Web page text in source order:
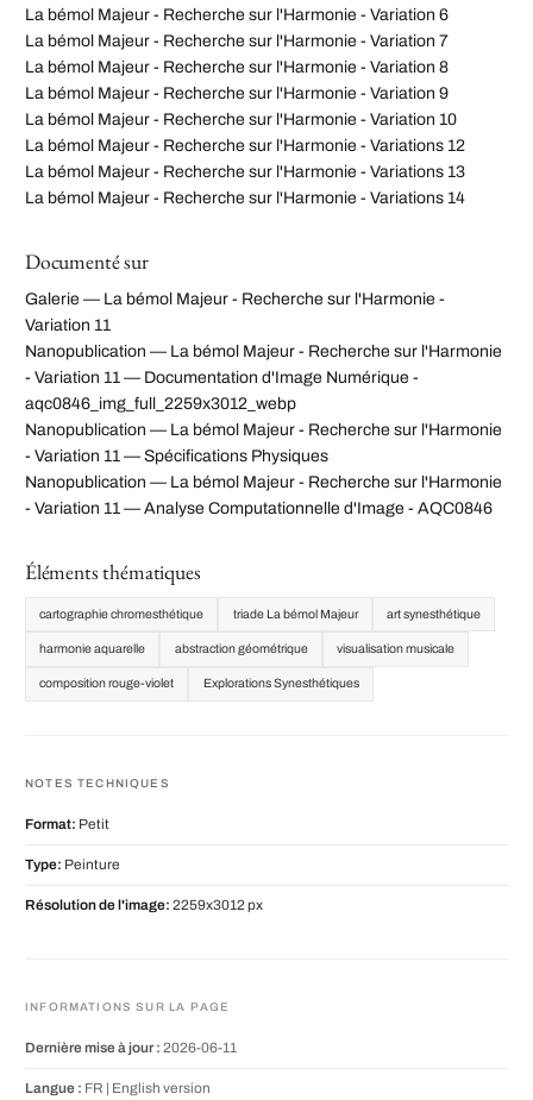
La bémol Majeur - Recherche sur l'Harmonie - Variation 6
La bémol Majeur - Recherche sur l'Harmonie - Variation 7
La bémol Majeur - Recherche sur l'Harmonie - Variation 8
La bémol Majeur - Recherche sur l'Harmonie - Variation 9
La bémol Majeur - Recherche sur l'Harmonie - Variation 10
La bémol Majeur - Recherche sur l'Harmonie - Variations 12
La bémol Majeur - Recherche sur l'Harmonie - Variations 13
La bémol Majeur - Recherche sur l'Harmonie - Variations 14
Documenté sur
Galerie — La bémol Majeur - Recherche sur l'Harmonie -
Variation 11
Nanopublication — La bémol Majeur - Recherche sur l'Harmonie
- Variation 11 — Documentation d'Image Numérique -
aqc0846_img_full_2259x3012_webp
Nanopublication — La bémol Majeur - Recherche sur l'Harmonie
- Variation 11 — Spécifications Physiques
Nanopublication — La bémol Majeur - Recherche sur l'Harmonie
- Variation 11 — Analyse Computationnelle d'Image - AQC0846
Éléments thématiques
cartographie chromesthétique triade La bémol Majeur art synesthétique
harmonie aquarelle abstraction géométrique visualisation musicale
composition rouge-violet Explorations Synesthétiques
NOTES TECHNIQUES
Format: Petit
Type: Peinture
Résolution de l'image: 2259x3012 px
INFORMATIONS SUR LA PAGE
Dernière mise à jour : 2026-06-11
Langue : FR | English version